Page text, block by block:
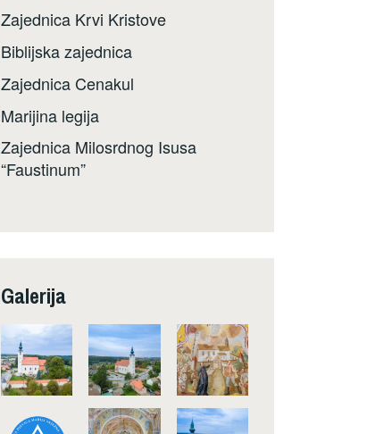
Zajednica Krvi Kristove
Biblijska zajednica
Zajednica Cenakul
Marijina legija
Zajednica Milosrdnog Isusa
“Faustinum”
Galerija